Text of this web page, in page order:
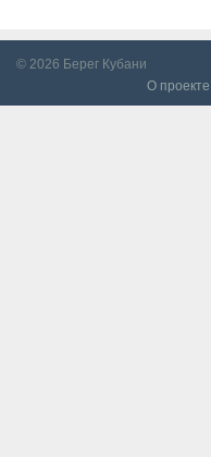
© 2026 Берег Кубани
О проекте